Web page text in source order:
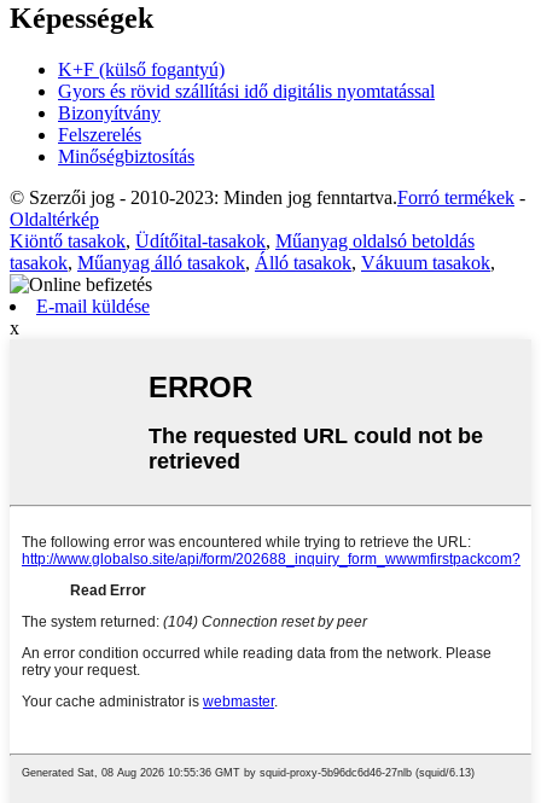
Képességek
K+F (külső fogantyú)
Gyors és rövid szállítási idő digitális nyomtatással
Bizonyítvány
Felszerelés
Minőségbiztosítás
© Szerzői jog - 2010-2023: Minden jog fenntartva.Forró termékek -
Oldaltérkép
Kiöntő tasakok, Üdítőital-tasakok, Műanyag oldalsó betoldás
tasakok, Műanyag álló tasakok, Álló tasakok, Vákuum tasakok,
E-mail küldése
x